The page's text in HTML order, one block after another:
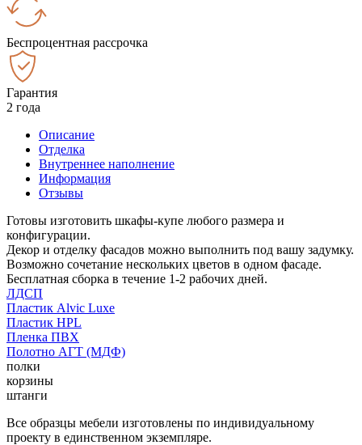
Беспроцентная рассрочка
Гарантия
2 года
Описание
Отделка
Внутреннее наполнение
Информация
Отзывы
Готовы изготовить шкафы-купе любого размера и
конфигурации.
Декор и отделку фасадов можно выполнить под вашу задумку.
Возможно сочетание нескольких цветов в одном фасаде.
Бесплатная сборка в течение 1-2 рабочих дней.
ЛДСП
Пластик Alvic Luxe
Пластик HPL
Пленка ПВХ
Полотно АГТ (МДФ)
полки
корзины
штанги
Все образцы мебели изготовлены по индивидуальному
проекту в единственном экземпляре.